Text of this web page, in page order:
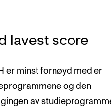
lavest score
er minst fornøyd med er
og den
av